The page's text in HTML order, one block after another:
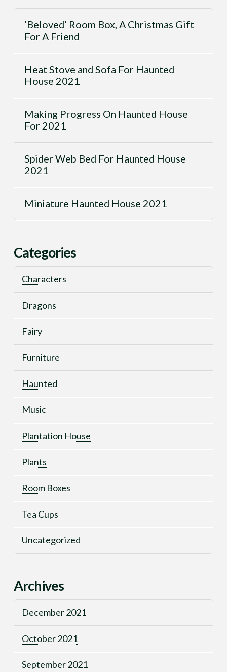
‘Beloved’ Room Box, A Christmas Gift
For A Friend
Heat Stove and Sofa For Haunted
House 2021
Making Progress On Haunted House
For 2021
Spider Web Bed For Haunted House
2021
Miniature Haunted House 2021
Categories
Characters
Dragons
Fairy
Furniture
Haunted
Music
Plantation House
Plants
Room Boxes
Tea Cups
Uncategorized
Archives
December 2021
October 2021
September 2021